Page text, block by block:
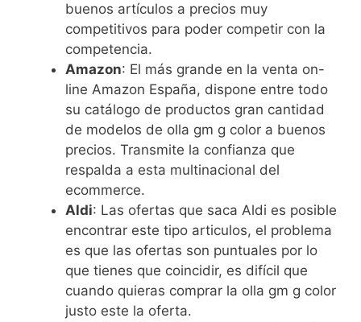
buenos artículos a precios muy
competitivos para poder competir con la
competencia.
Amazon: El más grande en la venta on-
line Amazon España, dispone entre todo
su catálogo de productos gran cantidad
de modelos de olla gm g color a buenos
precios. Transmite la confianza que
respalda a esta multinacional del
ecommerce.
Aldi: Las ofertas que saca Aldi es posible
encontrar este tipo articulos, el problema
es que las ofertas son puntuales por lo
que tienes que coincidir, es difícil que
cuando quieras comprar la olla gm g color
justo este la oferta.